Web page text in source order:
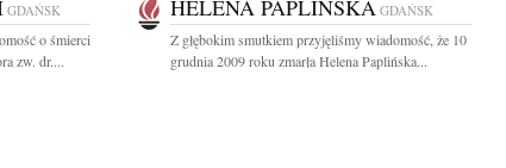
GDAŃSK
o śmierci
zw. dr....
HELENA PAPLIŃSKA GDAŃSK
Z głębokim smutkiem przyjęliśmy wiadomość, że 10
grudnia 2009 roku zmarła Helena Paplińska...